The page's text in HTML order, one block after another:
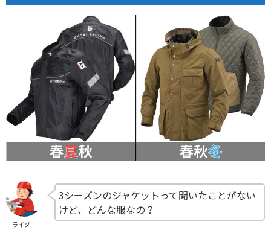
ライダー
3シーズンのジャケットって聞いたことがない
けど、どんな服なの？